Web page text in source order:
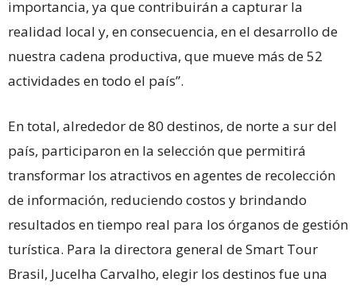
importancia, ya que contribuirán a capturar la
realidad local y, en consecuencia, en el desarrollo de
nuestra cadena productiva, que mueve más de 52
actividades en todo el país”.
En total, alrededor de 80 destinos, de norte a sur del
país, participaron en la selección que permitirá
transformar los atractivos en agentes de recolección
de información, reduciendo costos y brindando
resultados en tiempo real para los órganos de gestión
turística. Para la directora general de Smart Tour
Brasil, Jucelha Carvalho, elegir los destinos fue una